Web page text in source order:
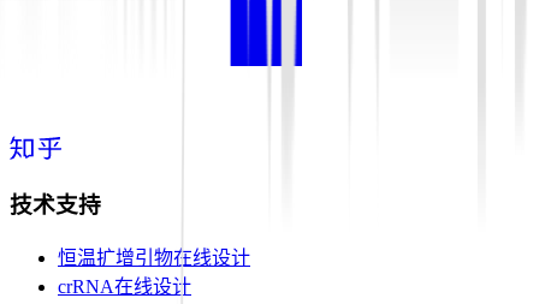
技术支持
恒温扩增引物在线设计
crRNA在线设计